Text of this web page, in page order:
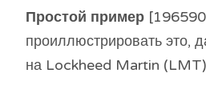
Простой пример
проиллюстрировать это,
на Lockheed Martin